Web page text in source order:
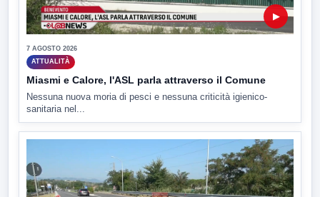
▶
7 AGOSTO 2026
ATTUALITÀ
Miasmi e Calore, l'ASL parla attraverso il Comune
Nessuna nuova moria di pesci e nessuna criticità igienico-
sanitaria nel...